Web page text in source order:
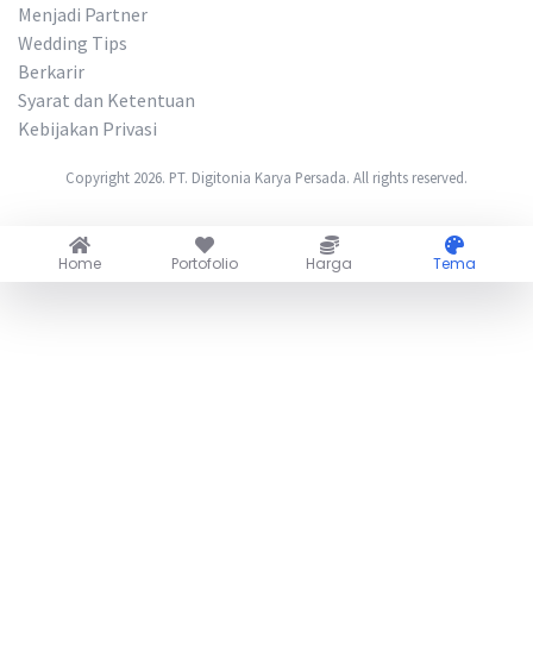
Menjadi Partner
Wedding Tips
Berkarir
Syarat dan Ketentuan
Kebijakan Privasi
Copyright 2026. PT. Digitonia Karya Persada. All rights reserved.
Home Portofolio Harga Tema